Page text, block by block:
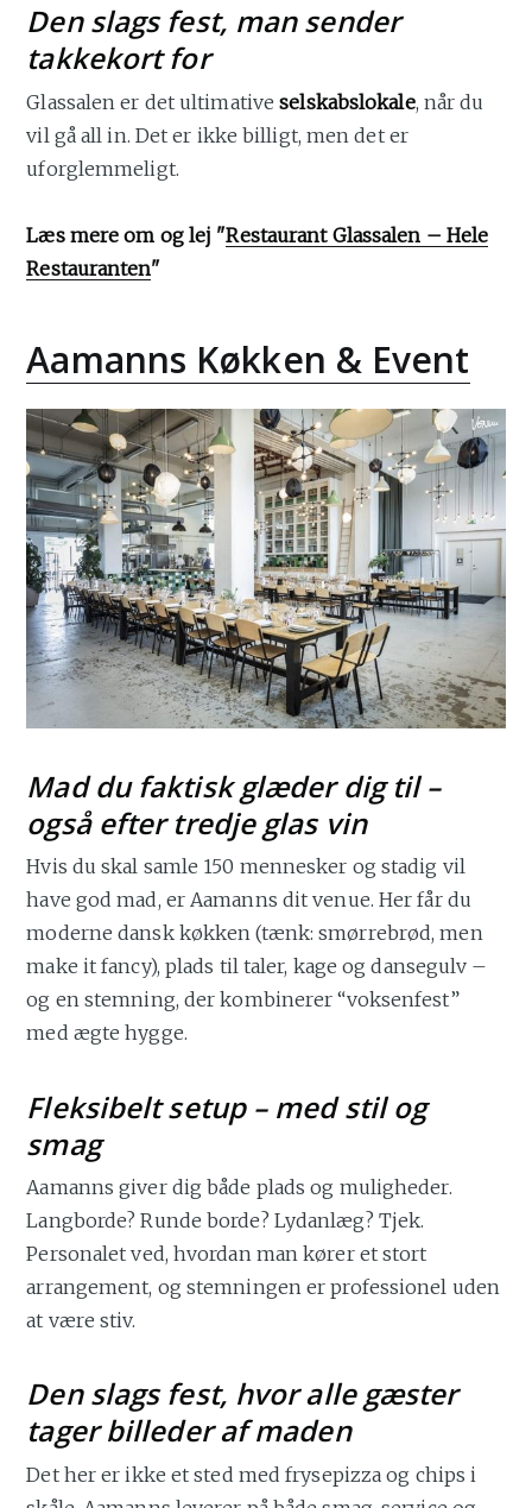
Den slags fest, man sender
takkekort for
Glassalen er det ultimativeselskabslokale, når du
vil gå all in. Det er ikke billigt, men det er
uforglemmeligt.
Læs mere om og lej "Restaurant Glassalen – Hele
Restauranten"
Aamanns Køkken & Event
Mad du faktisk glæder dig til –
også efter tredje glas vin
Hvis du skal samle 150 mennesker og stadig vil
have god mad, er Aamanns dit venue. Her får du
moderne dansk køkken (tænk: smørrebrød, men
make it fancy), plads til taler, kage og dansegulv –
og en stemning, der kombinerer “voksenfest”
med ægte hygge.
Fleksibelt setup – med stil og
smag
Aamanns giver dig både plads og muligheder.
Langborde? Runde borde? Lydanlæg? Tjek.
Personalet ved, hvordan man kører et stort
arrangement, og stemningen er professionel uden
at være stiv.
Den slags fest, hvor alle gæster
tager billeder af maden
Det her er ikke et sted med frysepizza og chips i